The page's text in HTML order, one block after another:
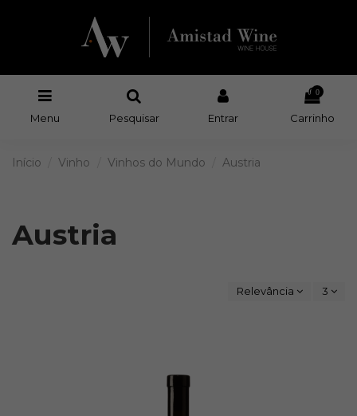
Menu Pesquisar Entrar
0
Carrinho
Início Vinho Vinhos do Mundo Austria
Austria
Relevância 3